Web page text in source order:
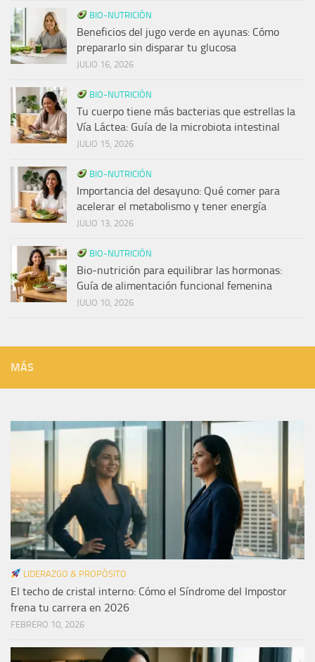
BIO-NUTRICIÓN
Beneficios del jugo verde en ayunas: Cómo
prepararlo sin disparar tu glucosa
JULIO 16, 2026
BIO-NUTRICIÓN
Tu cuerpo tiene más bacterias que estrellas la
Vía Láctea: Guía de la microbiota intestinal
JULIO 15, 2026
BIO-NUTRICIÓN
Importancia del desayuno: Qué comer para
acelerar el metabolismo y tener energía
JULIO 13, 2026
BIO-NUTRICIÓN
Bio-nutrición para equilibrar las hormonas:
Guía de alimentación funcional femenina
JULIO 10, 2026
MÁS
LIDERAZGO & PROPÓSITO
El techo de cristal interno: Cómo el Síndrome del Impostor
frena tu carrera en 2026
FEBRERO 10, 2026